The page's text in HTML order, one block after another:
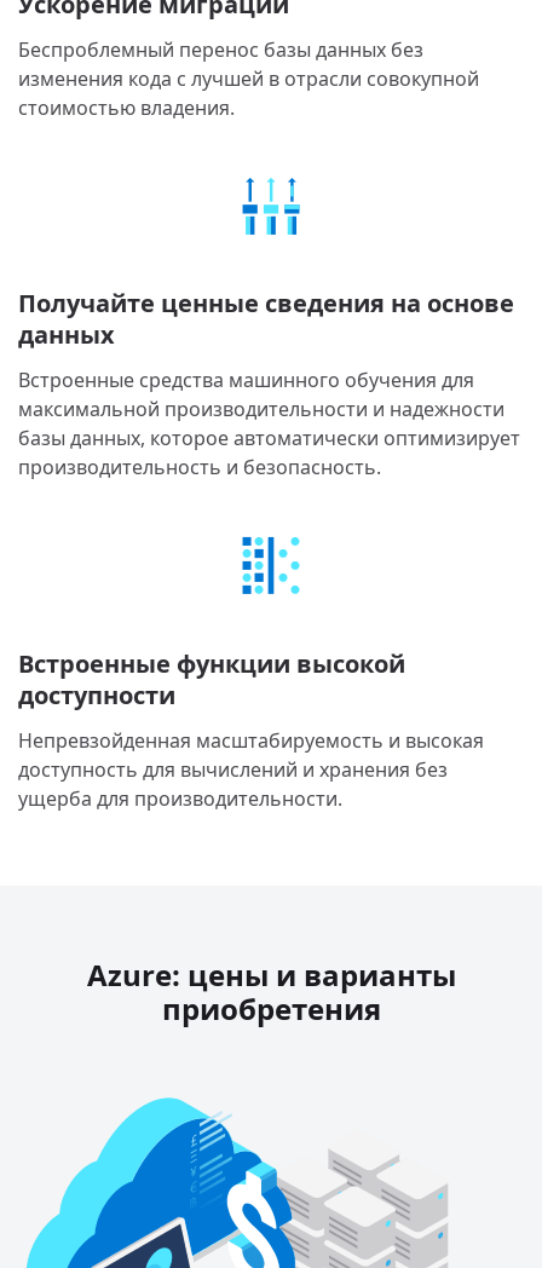
Беспроблемный перенос базы данных без
изменения кода с лучшей в отрасли совокупной
стоимостью владения.
Получайте ценные сведения на основе
данных
Встроенные средства машинного обучения для
максимальной производительности и надежности
базы данных, которое автоматически оптимизирует
производительность и безопасность.
Встроенные функции высокой
доступности
Непревзойденная масштабируемость и высокая
доступность для вычислений и хранения без
ущерба для производительности.
Azure: цены и варианты
приобретения